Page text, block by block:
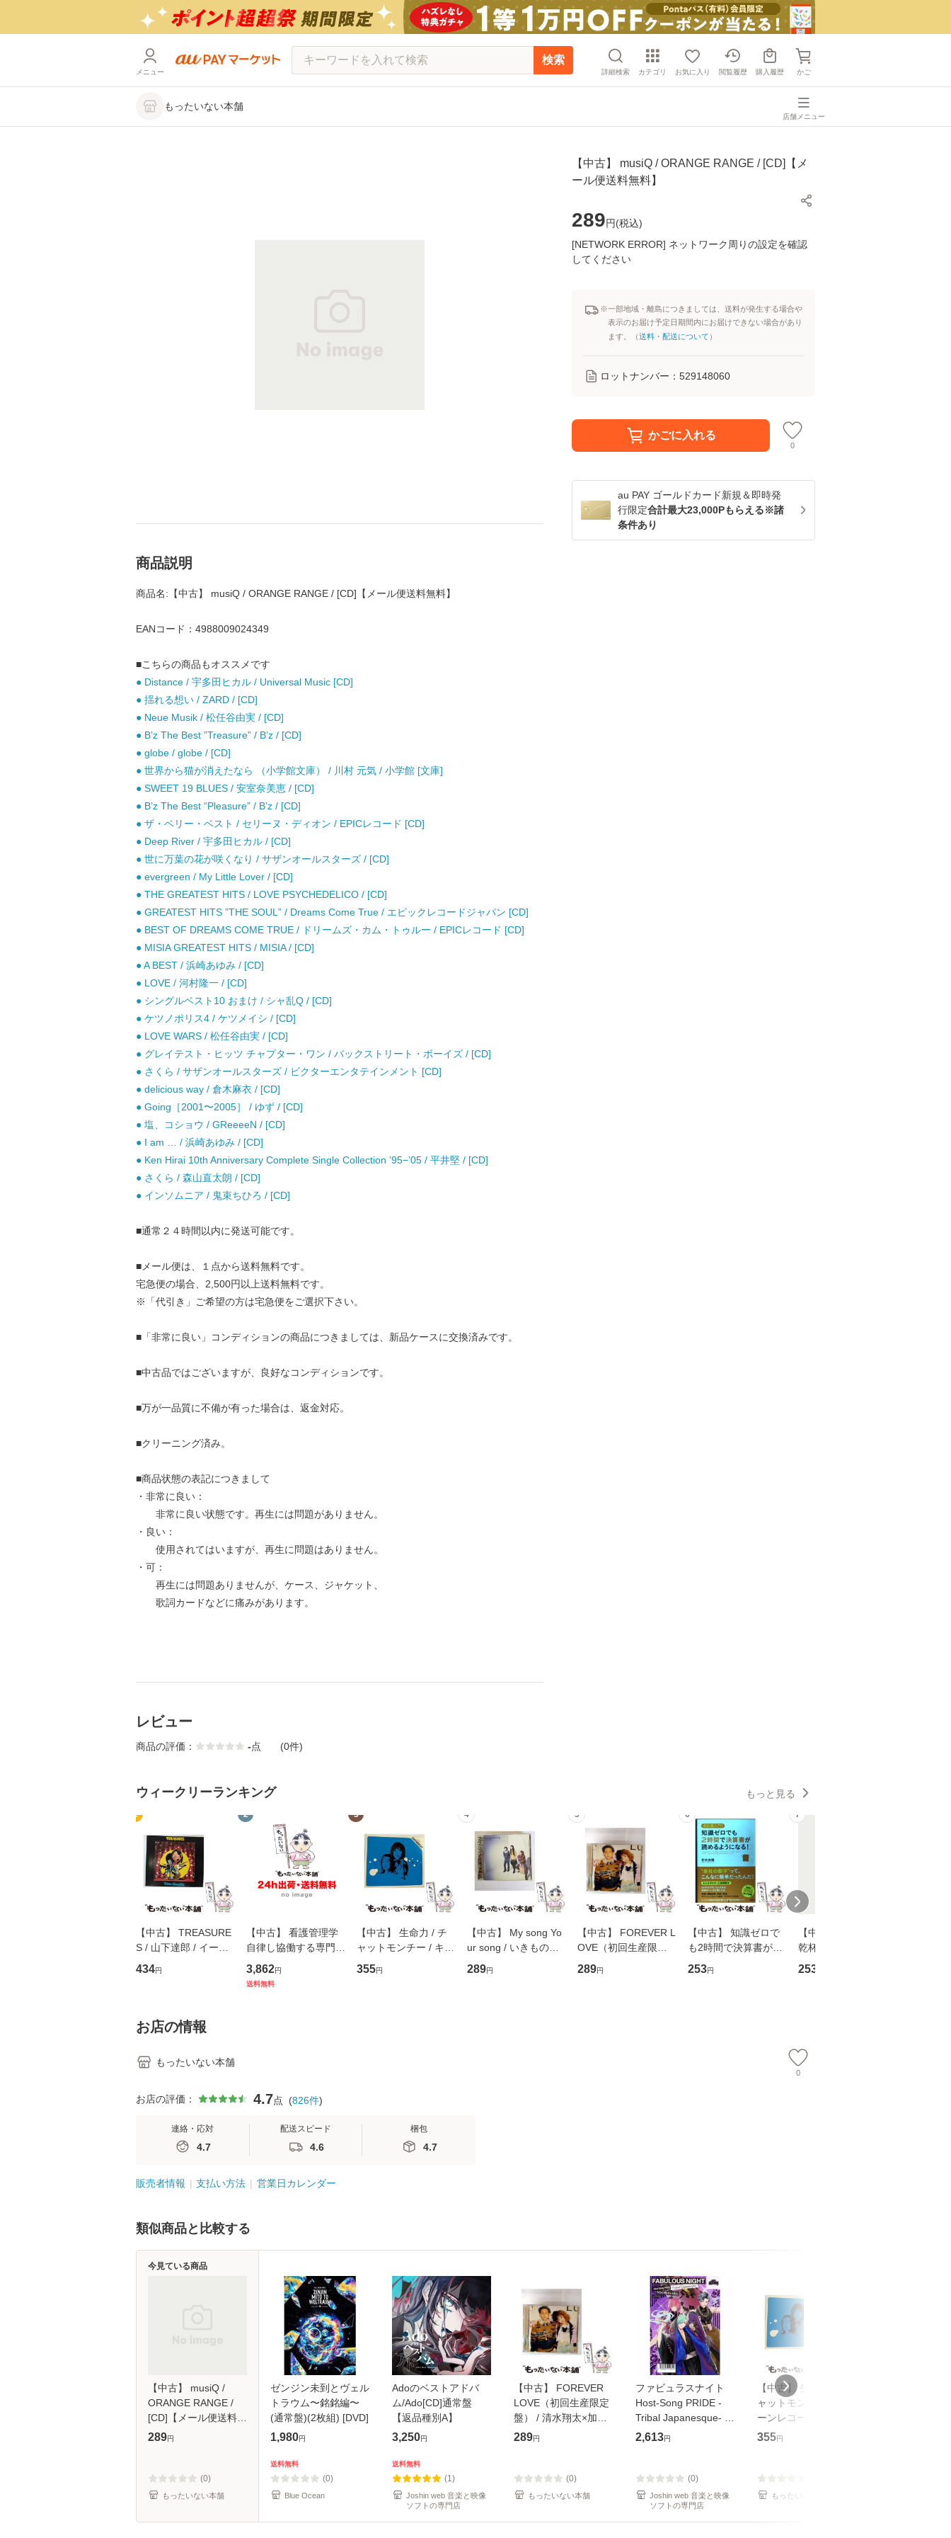
メニュー
検索
詳細検索 カテゴリ お気に入り 閲覧履歴 購入履歴 かご
もったいない本舗
店舗メニュー
【中古】 musiQ / ORANGE RANGE / [CD]【メ
ール便送料無料】
289円(税込)
[NETWORK ERROR] ネットワーク周りの設定を確認
してください
※一部地域・離島につきましては、送料が発生する場合や
表示のお届け予定日期間内にお届けできない場合があり
ます。（送料・配送について ）
ロットナンバー： 529148060
かごに入れる
0
au PAY ゴールドカード新規＆即時発
行限定合計最大23,000Pもらえる※諸
条件あり
商品説明
商品名:【中古】 musiQ / ORANGE RANGE / [CD]【メール便送料無料】
EANコード：4988009024349
■こちらの商品もオススメです
● Distance / 宇多田ヒカル / Universal Music [CD]
● 揺れる想い / ZARD / [CD]
● Neue Musik / 松任谷由実 / [CD]
● B’z The Best ”Treasure” / B’z / [CD]
● globe / globe / [CD]
● 世界から猫が消えたなら （小学館文庫） / 川村 元気 / 小学館 [文庫]
● SWEET 19 BLUES / 安室奈美恵 / [CD]
● B’z The Best “Pleasure” / B’z / [CD]
● ザ・ベリー・ベスト / セリーヌ・ディオン / EPICレコード [CD]
● Deep River / 宇多田ヒカル / [CD]
● 世に万葉の花が咲くなり / サザンオールスターズ / [CD]
● evergreen / My Little Lover / [CD]
● THE GREATEST HITS / LOVE PSYCHEDELICO / [CD]
● GREATEST HITS ”THE SOUL” / Dreams Come True / エピックレコードジャパン [CD]
● BEST OF DREAMS COME TRUE / ドリームズ・カム・トゥルー / EPICレコード [CD]
● MISIA GREATEST HITS / MISIA / [CD]
● A BEST / 浜崎あゆみ / [CD]
● LOVE / 河村隆一 / [CD]
● シングルベスト10 おまけ / シャ乱Q / [CD]
● ケツノポリス4 / ケツメイシ / [CD]
● LOVE WARS / 松任谷由実 / [CD]
● グレイテスト・ヒッツ チャプター・ワン / バックストリート・ボーイズ / [CD]
● さくら / サザンオールスターズ / ビクターエンタテインメント [CD]
● delicious way / 倉木麻衣 / [CD]
● Going［2001〜2005］ / ゆず / [CD]
● 塩、コショウ / GReeeeN / [CD]
● I am … / 浜崎あゆみ / [CD]
● Ken Hirai 10th Anniversary Complete Single Collection ’95−’05 / 平井堅 / [CD]
● さくら / 森山直太朗 / [CD]
● インソムニア / 鬼束ちひろ / [CD]
■通常２４時間以内に発送可能です。
■メール便は、１点から送料無料です。
宅急便の場合、2,500円以上送料無料です。
※「代引き」ご希望の方は宅急便をご選択下さい。
■「非常に良い」コンディションの商品につきましては、新品ケースに交換済みです。
■中古品ではございますが、良好なコンディションです。
■万が一品質に不備が有った場合は、返金対応。
■クリーニング済み。
■商品状態の表記につきまして
・非常に良い：
非常に良い状態です。再生には問題がありません。
・良い：
使用されてはいますが、再生に問題はありません。
・可：
再生には問題ありませんが、ケース、ジャケット、
歌詞カードなどに痛みがあります。
レビュー
商品の評価： -点 (0件)
ウィークリーランキング もっと見る
1
【中古】 TREASURE
S / 山下達郎 / イース
トウエスト・ジャパン
[CD]【メール便送料無
434円
2
【中古】 看護管理学
自律し協働する専門職
の看護マネジメントス
キル 改訂第3版 (看護
3,862円
送料無料
3
【中古】 生命力 / チ
ャットモンチー / キュ
ーンレコード [CD]
【メール便送料無料】
355円
4
【中古】 My song Yo
ur song / いきものが
かり / [CD]【メール便
送料無料】
289円
5
【中古】 FOREVER L
OVE（初回生産限定
盤） / 清水翔太×加藤
ミリヤ / [CD]【メール
289円
6
【中古】 知識ゼロで
も2時間で決算書が読
めるようになる！ 会
計超入門！ / 佐伯 良
253円
7
【中古】 ウインクで
乾杯 (ノン・ポシェッ
ト) / 東野圭吾 / 祥伝
253
お店の情報
もったいない本舗
0
お店の評価： 4.7点 (826件)
連絡・応対
4.7
配送スピード
4.6
梱包
4.7
販売者情報 支払い方法 営業日カレンダー
類似商品と比較する
【中古】 musiQ /
ORANGE RANGE /
[CD]【メール便送料無
料】
289円
(0)
もったいない本舗
今見ている商品
ゼンジン未到とヴェル
トラウム〜銘銘編〜
(通常盤)(2枚組) [DVD]
1,980円
送料無料
(0)
Blue Ocean
Adoのベストアドバ
ム/Ado[CD]通常盤
【返品種別A】
3,250円
送料無料
(1)
Joshin web 音楽と映像
ソフトの専門店
【中古】 FOREVER
LOVE（初回生産限定
盤） / 清水翔太×加藤
ミリヤ / [CD]【メール
289円
(0)
もったいない本舗
ファビュラスナイト
Host-Song PRIDE -
Tribal Japanesque- ネ
オバサラ/皇麗夢(豊永
2,613円
(0)
Joshin web 音楽と映像
ソフトの専門店
【中古】 生命力 / チ
ャットモンチー / キュ
ーンレコード [CD]
【メール便送料無料】
355円
もったいない本舗